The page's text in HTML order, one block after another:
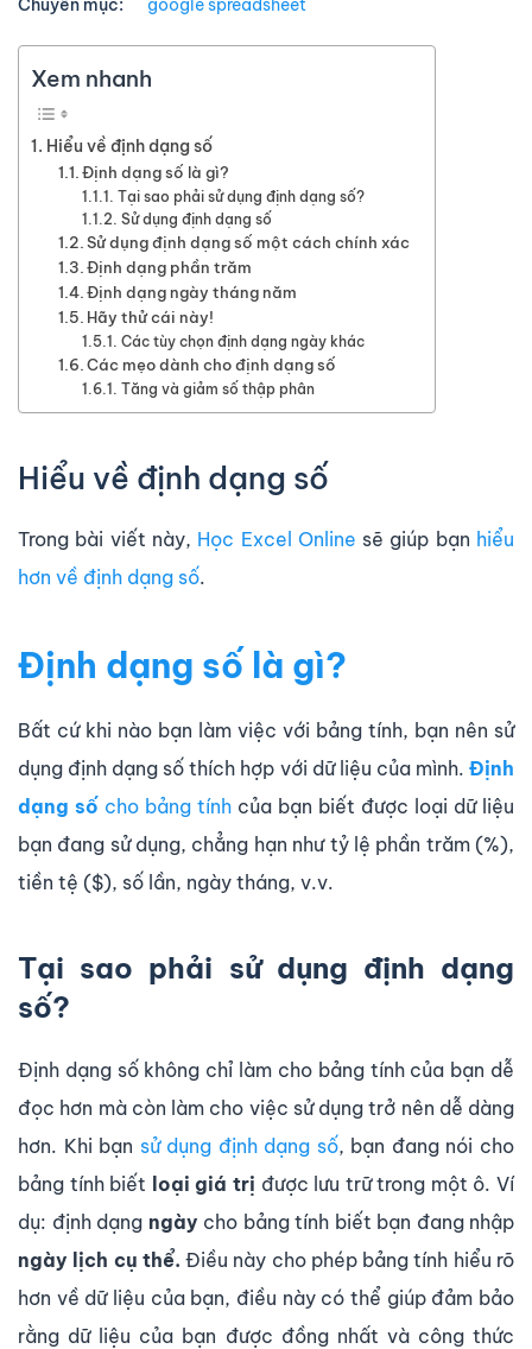
Chuyên mục: google spreadsheet
Xem nhanh
Hiểu về định dạng số
Định dạng số là gì?
Tại sao phải sử dụng định dạng số?
Sử dụng định dạng số
Sử dụng định dạng số một cách chính xác
Định dạng phần trăm
Định dạng ngày tháng năm
Hãy thử cái này!
Các tùy chọn định dạng ngày khác
Các mẹo dành cho định dạng số
Tăng và giảm số thập phân
Hiểu về định dạng số
Trong bài viết này, Học Excel Online sẽ giúp bạn hiểu
hơn về định dạng số.
Định dạng số là gì?
Bất cứ khi nào bạn làm việc với bảng tính, bạn nên sử
dụng định dạng số thích hợp với dữ liệu của mình. Định
dạng số cho bảng tính của bạn biết được loại dữ liệu
bạn đang sử dụng, chẳng hạn như tỷ lệ phần trăm (%),
tiền tệ ($), số lần, ngày tháng, v.v.
Tại sao phải sử dụng định dạng
số?
Định dạng số không chỉ làm cho bảng tính của bạn dễ
đọc hơn mà còn làm cho việc sử dụng trở nên dễ dàng
hơn. Khi bạn sử dụng định dạng số, bạn đang nói cho
bảng tính biết loại giá trị được lưu trữ trong một ô. Ví
dụ: định dạng ngày cho bảng tính biết bạn đang nhập
ngày lịch cụ thể. Điều này cho phép bảng tính hiểu rõ
hơn về dữ liệu của bạn, điều này có thể giúp đảm bảo
rằng dữ liệu của bạn được đồng nhất và công thức